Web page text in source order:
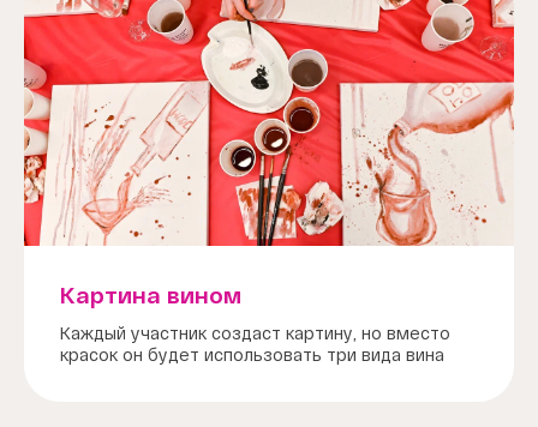
Картина вином
Каждый участник создаст картину, но вместо
красок он будет использовать три вида вина